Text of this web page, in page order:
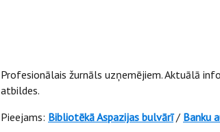
Profesionālais žurnāls uzņemējiem. Aktuālā
atbildes.
Pieejams: Bibliotēkā Aspazijas bulvārī/ Banku